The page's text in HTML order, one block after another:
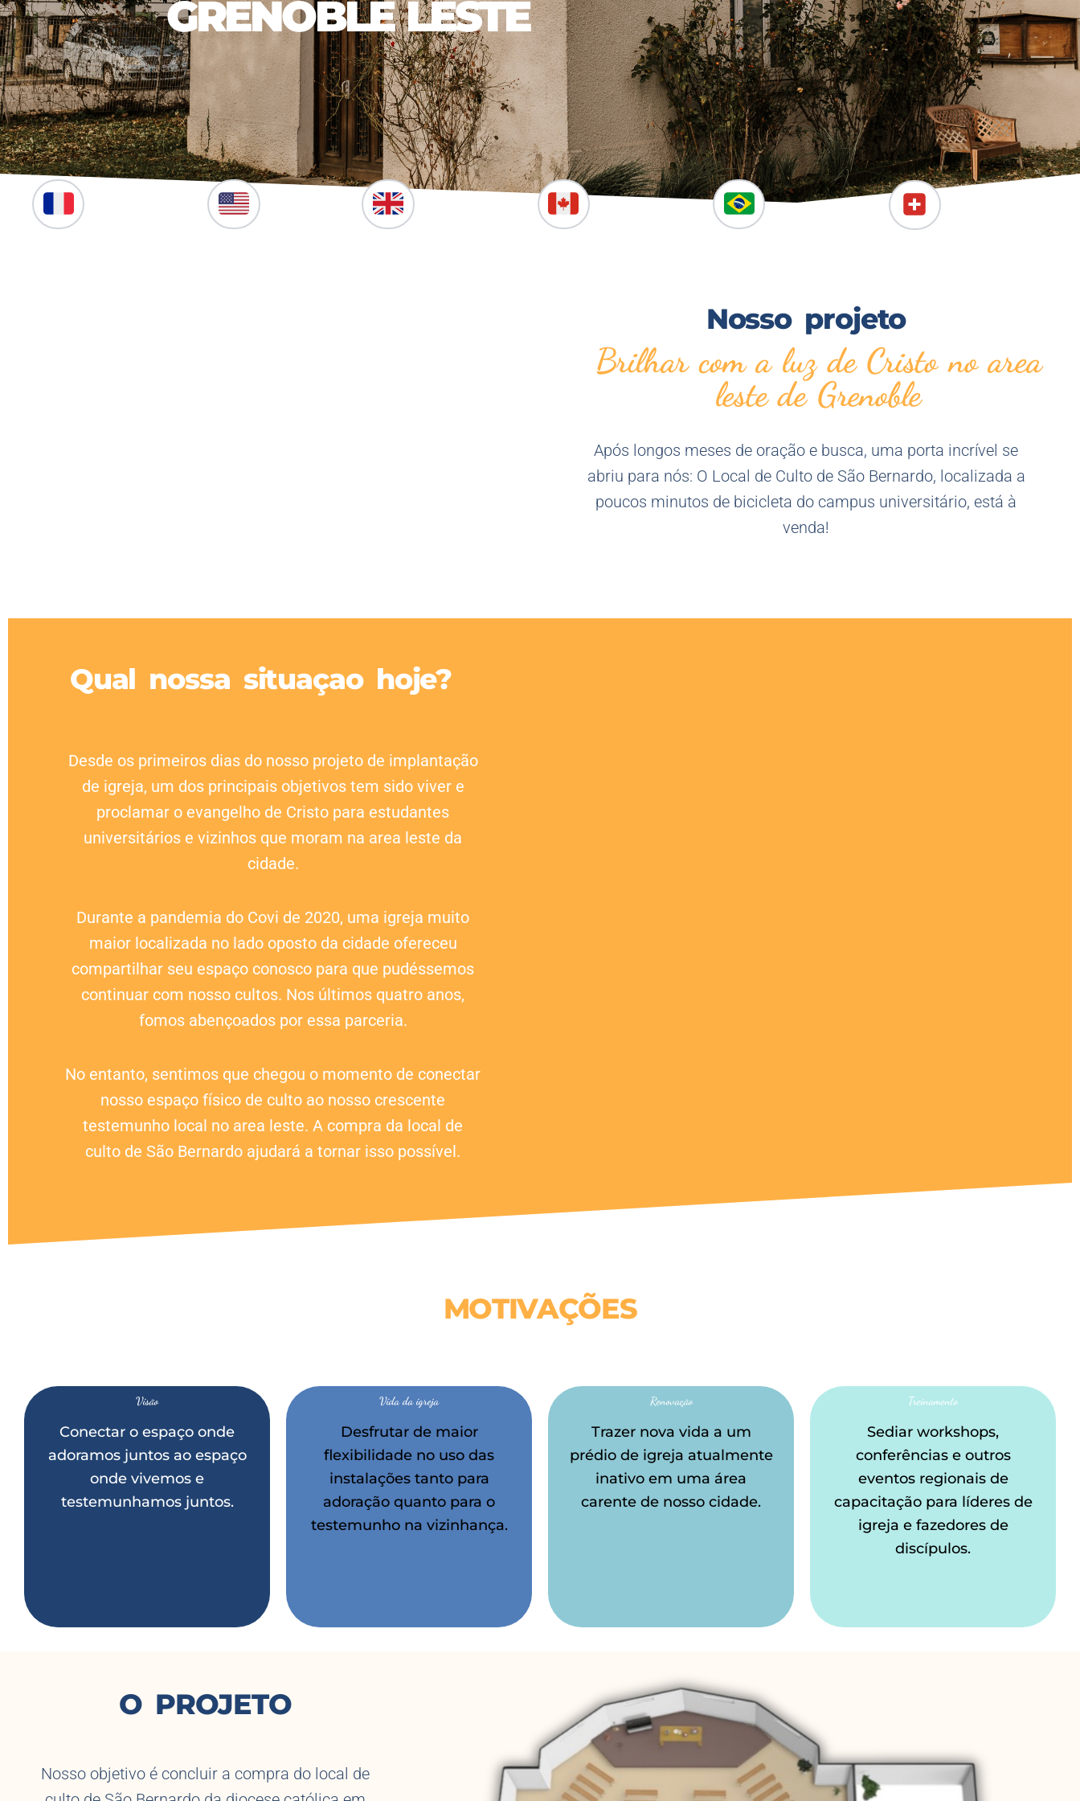
GRENOBLE LESTE
Nosso projeto
Brilhar com a luz de Cristo no area
leste de Grenoble
Após longos meses de oração e busca, uma porta incrível se
abriu para nós: O Local de Culto de São Bernardo, localizada a
poucos minutos de bicicleta do campus universitário, está à
venda!
Qual nossa situaçao hoje?
Desde os primeiros dias do nosso projeto de implantação
de igreja, um dos principais objetivos tem sido viver e
proclamar o evangelho de Cristo para estudantes
universitários e vizinhos que moram na area leste da
cidade.
Durante a pandemia do Covi de 2020, uma igreja muito
maior localizada no lado oposto da cidade ofereceu
compartilhar seu espaço conosco para que pudéssemos
continuar com nosso cultos. Nos últimos quatro anos,
fomos abençoados por essa parceria.
No entanto, sentimos que chegou o momento de conectar
nosso espaço físico de culto ao nosso crescente
testemunho local no area leste. A compra da local de
culto de São Bernardo ajudará a tornar isso possível.
MOTIVAÇÕES
Visão
Conectar o espaço onde
adoramos juntos ao espaço
onde vivemos e
testemunhamos juntos.
Vida da igreja
Desfrutar de maior
flexibilidade no uso das
instalações tanto para
adoração quanto para o
testemunho na vizinhança.
Renovação
Trazer nova vida a um
prédio de igreja atualmente
inativo em uma área
carente de nosso cidade.
Treinamento
Sediar workshops,
conferências e outros
eventos regionais de
capacitação para líderes de
igreja e fazedores de
discípulos.
O PROJETO
Nosso objetivo é concluir a compra do local de